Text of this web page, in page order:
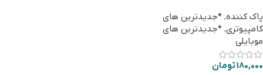
i-220
پاک کننده, *جدیدترین های
کامپیوتری, *جدیدترین های
موبایلی
180,000تومان